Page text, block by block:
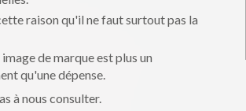
raison qu'il ne faut surtout pas la
de marque est plus un
qu'une dépense.
à nous consulter.